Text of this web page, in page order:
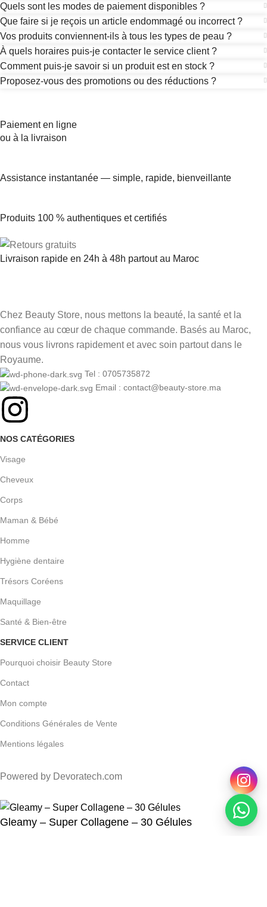
Quels sont les modes de paiement disponibles ?
Que faire si je reçois un article endommagé ou incorrect ?
Vos produits conviennent-ils à tous les types de peau ?
À quels horaires puis-je contacter le service client ?
Comment puis-je savoir si un produit est en stock ?
Proposez-vous des promotions ou des réductions ?
Paiement en ligne
ou à la livraison
Assistance instantanée — simple, rapide, bienveillante
Produits 100 % authentiques et certifiés
Livraison rapide en 24h à 48h partout au Maroc
Chez Beauty Store, nous mettons la beauté, la santé et la
confiance au cœur de chaque commande. Basés au Maroc,
nous vous livrons rapidement et avec soin partout dans le
Royaume.
Tel : 0705735872
Email : contact@beauty-store.ma
NOS CATÉGORIES
Visage
Cheveux
Corps
Maman & Bébé
Homme
Hygiène dentaire
Trésors Coréens
Maquillage
Santé & Bien-être
SERVICE CLIENT
Pourquoi choisir Beauty Store
Contact
Mon compte
Conditions Générales de Vente
Mentions légales
Powered by Devoratech.com
📍 Tanger : Livraison gratuite | 🚚
Gleamy – Super Collagene – 30 Gélules